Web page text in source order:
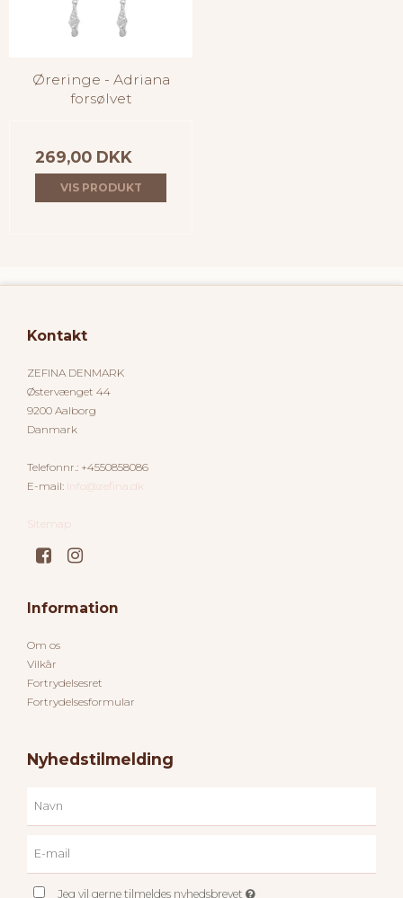
Øreringe - Adriana
forsølvet
269,00 DKK
VIS PRODUKT
Kontakt
ZEFINA DENMARK
Østervænget 44
9200 Aalborg
Danmark
Telefonnr.: +4550858086
E-mail: Info@zefina.dk
Sitemap
Information
Om os
Vilkår
Fortrydelsesret
Fortrydelsesformular
Nyhedstilmelding
Jeg vil gerne tilmeldes nyhedsbrevet